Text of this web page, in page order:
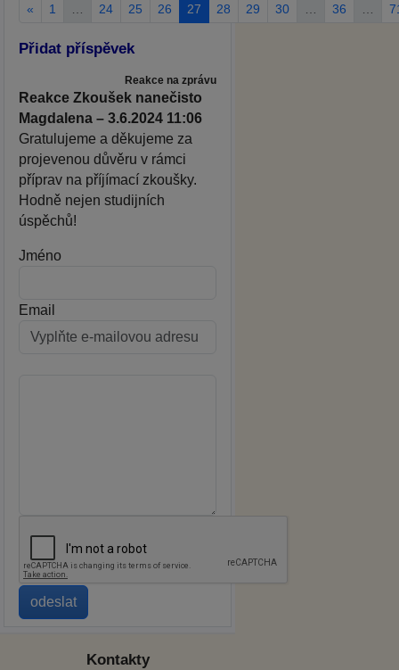
« 1 24 25 26 27 28 29 30 36
Přidat příspěvek
Reakce na zprávu
Reakce Zkoušek nanečisto
Magdalena – 3.6.2024 11:06
Gratulujeme a děkujeme za
projevenou důvěru v rámci
příprav na příjímací zkoušky.
Hodně nejen studijních
úspěchů!
Jméno
Email
Kontakty